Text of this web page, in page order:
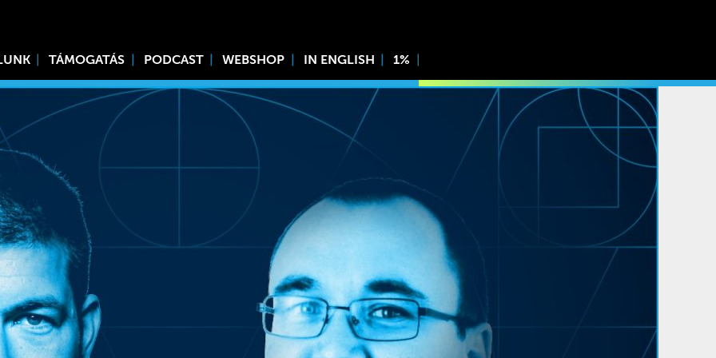
TÁMOGATÁS PODCAST WEBSHOP IN ENGLISH 1%